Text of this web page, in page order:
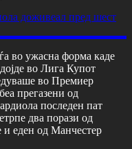
во ужасна форма каде
во Лига Купот
во Премиер
прегазени од
последен пат
два порази од
еден од Манчестер